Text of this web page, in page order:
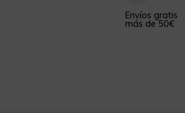
Envíos gratis
más de 50€